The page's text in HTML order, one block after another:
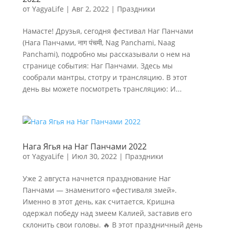
от YagyaLife | Авг 2, 2022| Праздники
Намасте! Друзья, сегодня фестивал Наг Панчами
(Нага Панчами, नाग पंचमी, Nag Panchami, Naag
Panchami), подробно мы рассказывали о нем на
странице события: Наг Панчами. Здесь мы
сообрали мантры, стотру и трансляцию. В этот
день вы можете посмотреть трансляцию: И...
Нага Ягья на Наг Панчами 2022
от YagyaLife | Июл 30, 2022| Праздники
Уже 2 августа начнется празднование Наг
Панчами — знаменитого «фестиваля змей».
Именно в этот день, как считается, Кришна
одержал победу над змеем Калией, заставив его
склонить свои головы. 🔥 В этот праздничный день